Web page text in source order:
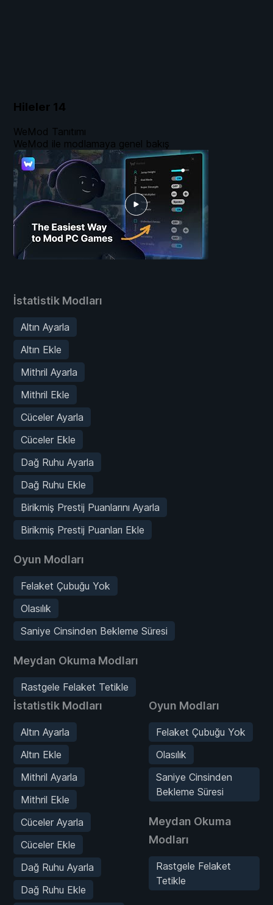
Hileler 14
İstatistik Modları
Altın Ayarla
Altın Ekle
Mithril Ayarla
Mithril Ekle
Cüceler Ayarla
Cüceler Ekle
Dağ Ruhu Ayarla
Dağ Ruhu Ekle
Birikmiş Prestij Puanlarını Ayarla
Birikmiş Prestij Puanları Ekle
Oyun Modları
Felaket Çubuğu Yok
Olasılık
Saniye Cinsinden Bekleme Süresi
Meydan Okuma Modları
Rastgele Felaket Tetikle
İstatistik Modları
Altın Ayarla
Altın Ekle
Mithril Ayarla
Mithril Ekle
Cüceler Ayarla
Cüceler Ekle
Dağ Ruhu Ayarla
Dağ Ruhu Ekle
Oyun Modları
Felaket Çubuğu Yok
Olasılık
Saniye Cinsinden
Bekleme Süresi
Meydan Okuma
Modları
Rastgele Felaket
Tetikle
WeMod Tanıtımı
WeMod ile modlamaya genel bakış